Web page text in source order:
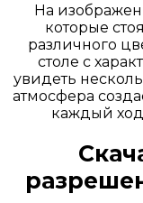
На
которые
различного
столе с
увидеть
атмосфера
каждый ход